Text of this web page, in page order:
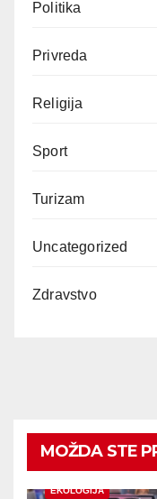
Politika
Privreda
Religija
Sport
Turizam
Uncategorized
Zdravstvo
MOŽDA STE
EKOLOGIJA